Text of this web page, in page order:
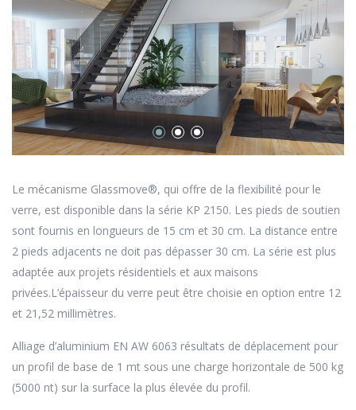
Le mécanisme Glassmove®, qui offre de la flexibilité pour le
verre, est disponible dans la série KP 2150. Les pieds de soutien
sont fournis en longueurs de 15 cm et 30 cm. La distance entre
2 pieds adjacents ne doit pas dépasser 30 cm. La série est plus
adaptée aux projets résidentiels et aux maisons
privées.L’épaisseur du verre peut être choisie en option entre 12
et 21,52 millimètres.
Alliage d’aluminium EN AW 6063 résultats de déplacement pour
un profil de base de 1 mt sous une charge horizontale de 500 kg
(5000 nt) sur la surface la plus élevée du profil.